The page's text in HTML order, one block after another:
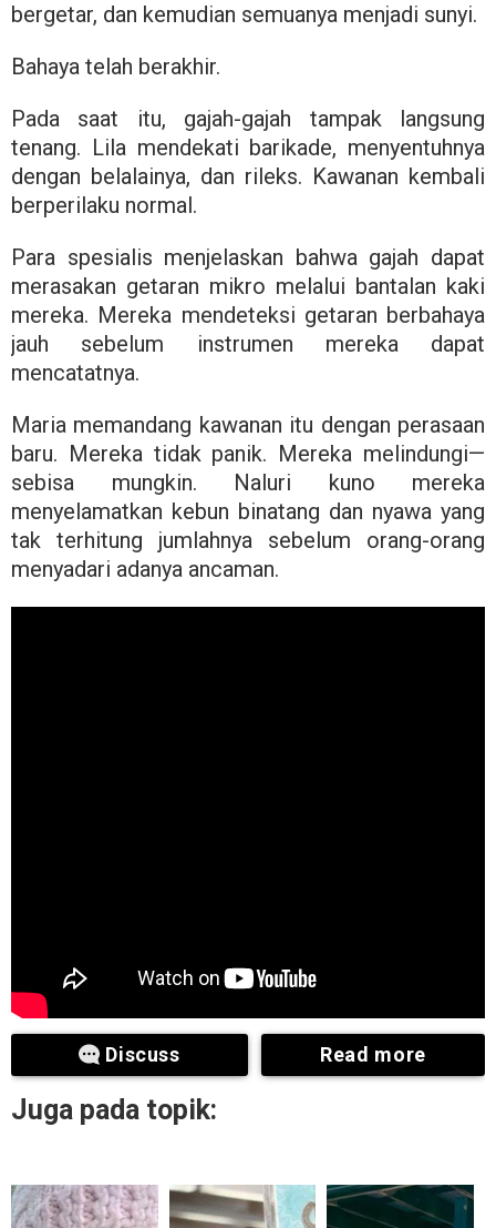
bergetar, dan kemudian semuanya menjadi sunyi.
Bahaya telah berakhir.
Pada saat itu, gajah-gajah tampak langsung
tenang. Lila mendekati barikade, menyentuhnya
dengan belalainya, dan rileks. Kawanan kembali
berperilaku normal.
Para spesialis menjelaskan bahwa gajah dapat
merasakan getaran mikro melalui bantalan kaki
mereka. Mereka mendeteksi getaran berbahaya
jauh sebelum instrumen mereka dapat
mencatatnya.
Maria memandang kawanan itu dengan perasaan
baru. Mereka tidak panik. Mereka melindungi—
sebisa mungkin. Naluri kuno mereka
menyelamatkan kebun binatang dan nyawa yang
tak terhitung jumlahnya sebelum orang-orang
menyadari adanya ancaman.
Discuss Read more
Juga pada topik: